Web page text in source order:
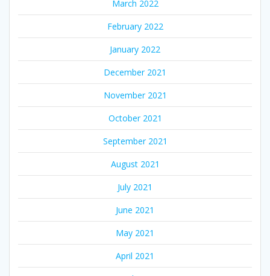
March 2022
February 2022
January 2022
December 2021
November 2021
October 2021
September 2021
August 2021
July 2021
June 2021
May 2021
April 2021